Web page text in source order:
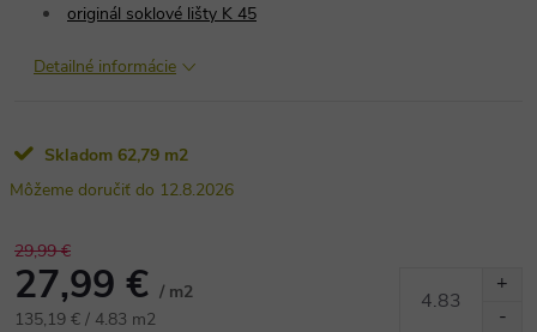
originál soklové lišty K 45
Detailné informácie
Skladom 62,79 m2
12.8.2026
29,99 €
27,99 € / m2
Jednotková
135,19 € / 4.83 m2